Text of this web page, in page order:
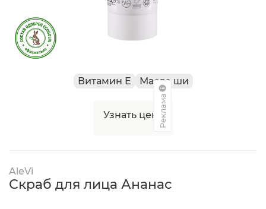
Витамин Е Масло ши
Узнать ценуРеклама
AleVi
Скраб для лица Ананас